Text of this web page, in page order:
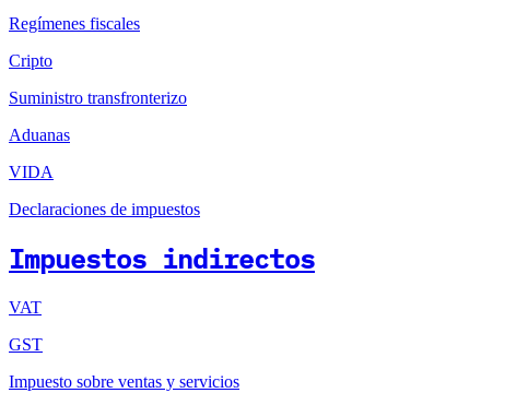
Regímenes fiscales
Cripto
Suministro transfronterizo
Aduanas
VIDA
Declaraciones de impuestos
Impuestos indirectos
VAT
GST
Impuesto sobre ventas y servicios